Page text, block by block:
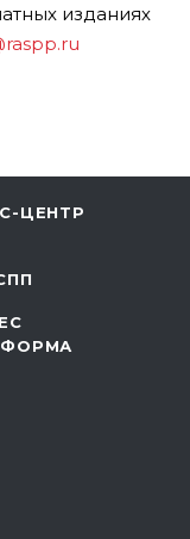
изданиях
ЦЕНТР